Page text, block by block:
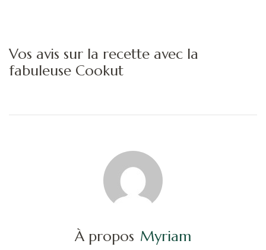
Vos avis sur la recette avec la
fabuleuse Cookut
À propos Myriam